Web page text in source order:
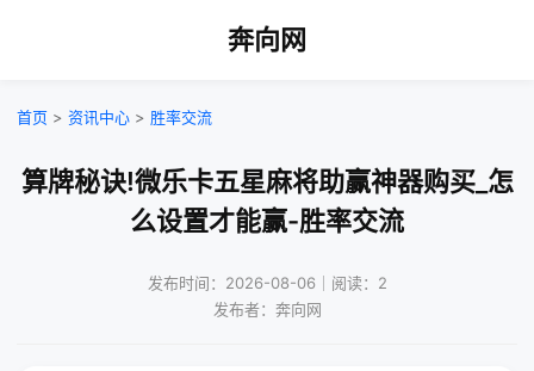
奔向网
首页 > 资讯中心 > 胜率交流
算牌秘诀!微乐卡五星麻将助赢神器购买_怎
么设置才能赢-胜率交流
发布时间：2026-08-06｜阅读：2
发布者：奔向网